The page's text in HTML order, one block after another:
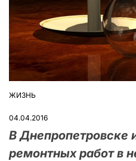
ОПУБЛІКУВАТИ
ЖИЗНЬ
04.04.2016
В Днепропетровске
ремонтных работ в